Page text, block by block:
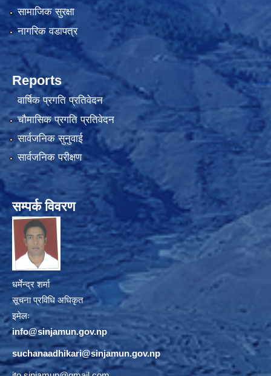
सामाजिक सुरक्षा
नागरिक वडापत्र
Reports
वार्षिक प्रगति प्रतिवेदन
चौमासिक प्रगति प्रतिवेदन
सार्वजनिक सुनुवाई
सार्वजनिक परीक्षण
सम्पर्क विवरण
धर्मेन्द्र शर्मा
सूचना प्रविधि अधिकृत
इमेलः
info@sinjamun.gov.np
suchanaadhikari@sinjamun.gov.np